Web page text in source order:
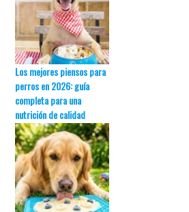
Los mejores piensos para
perros en 2026: guía
completa para una
nutrición de calidad